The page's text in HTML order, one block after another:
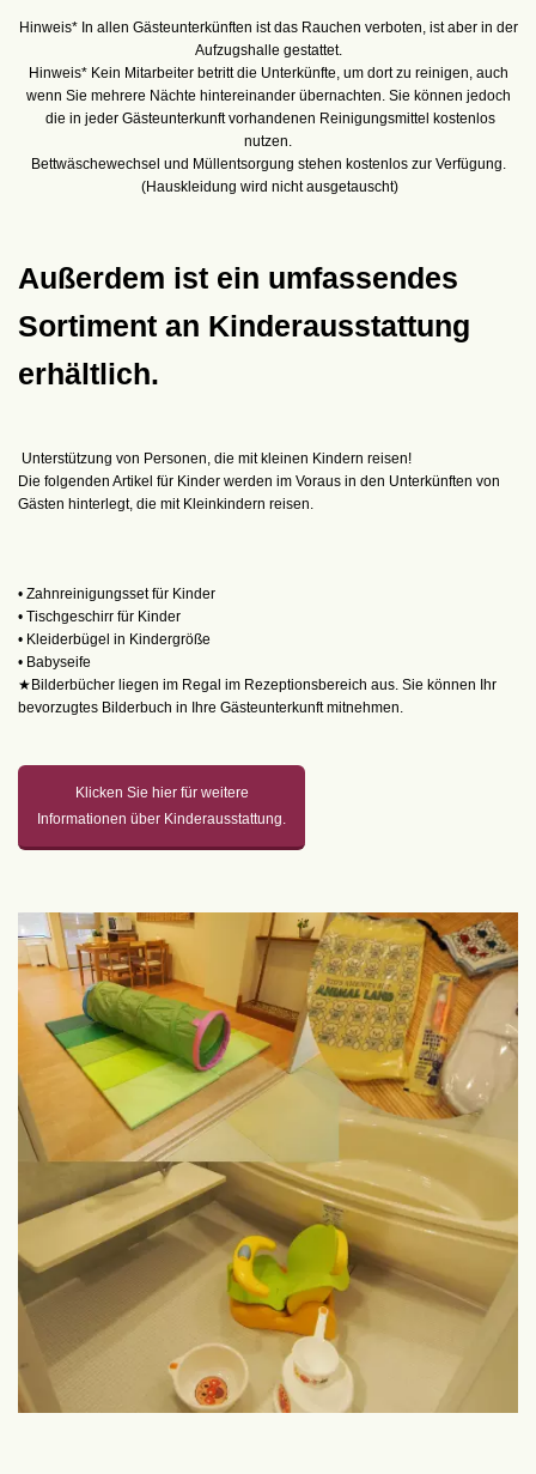
Hinweis* In allen Gästeunterkünften ist das Rauchen verboten, ist aber in der
Aufzugshalle gestattet.
Hinweis* Kein Mitarbeiter betritt die Unterkünfte, um dort zu reinigen, auch
wenn Sie mehrere Nächte hintereinander übernachten. Sie können jedoch
die in jeder Gästeunterkunft vorhandenen Reinigungsmittel kostenlos
nutzen.
Bettwäschewechsel und Müllentsorgung stehen kostenlos zur Verfügung.
(Hauskleidung wird nicht ausgetauscht)
Außerdem ist ein umfassendes
Sortiment an Kinderausstattung
erhältlich.
Unterstützung von Personen, die mit kleinen Kindern reisen!
Die folgenden Artikel für Kinder werden im Voraus in den Unterkünften von
Gästen hinterlegt, die mit Kleinkindern reisen.
• Zahnreinigungsset für Kinder
• Tischgeschirr für Kinder
• Kleiderbügel in Kindergröße
• Babyseife
★Bilderbücher liegen im Regal im Rezeptionsbereich aus. Sie können Ihr
bevorzugtes Bilderbuch in Ihre Gästeunterkunft mitnehmen.
Klicken Sie hier für weitere
Informationen über Kinderausstattung.